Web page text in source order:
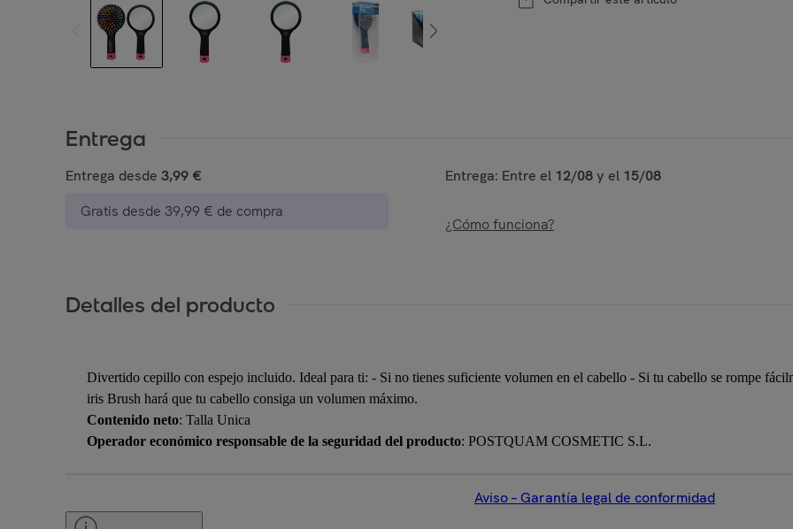
Entrega
Entrega desde 3,99 €
Gratis desde 39,99 € de compra
Entrega: Entre el 12/08y el 15/08
¿Cómo funciona?
Detalles del producto
Divertido cepillo con espejo incluido. Ideal para ti: - Si no tienes suficiente volumen en el cabello - Si tu cabello se rompe
iris Brush hará que tu cabello consiga un volumen máximo.
Contenido neto: Talla Unica
Operador económico responsable de la seguridad del producto: POSTQUAM COSMETIC S.L.
Aviso – Garantía legal de conformidad